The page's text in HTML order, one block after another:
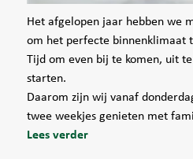
Het afgelopen jaar hebben we
om het perfecte binnenklimaat
Tijd om even bij te komen, uit
starten.
Daarom zijn wij vanaf
twee weekjes genieten met
Lees verder